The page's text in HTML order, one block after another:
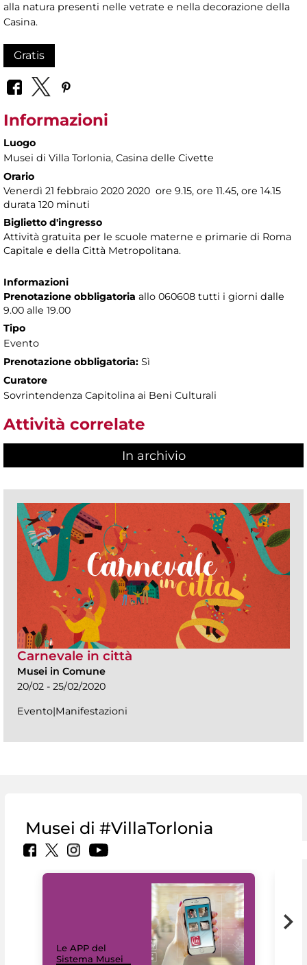
alla natura presenti nelle vetrate e nella decorazione della
Casina.
Gratis
Informazioni
Luogo
Musei di Villa Torlonia, Casina delle Civette
Orario
Venerdì 21 febbraio 2020 2020 ore 9.15, ore 11.45, ore 14.15
durata 120 minuti
Biglietto d'ingresso
Attività gratuita per le scuole materne e primarie di Roma
Capitale e della Città Metropolitana.
Informazioni
Prenotazione obbligatoria allo 060608 tutti i giorni dalle
9.00 alle 19.00
Tipo
Evento
Prenotazione obbligatoria: Sì
Curatore
Sovrintendenza Capitolina ai Beni Culturali
Attività correlate
In archivio
Carnevale in città
Musei in Comune
20/02 - 25/02/2020
Evento|Manifestazioni
Musei di #VillaTorlonia
Le APP del
Sistema Musei